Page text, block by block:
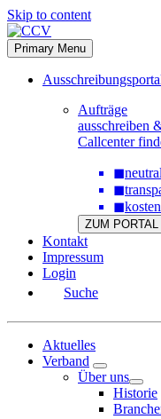
Skip to content
Primary Menu
Aufträge
ausschreiben
Callcenter
◼neutral
◼
◼
ZUM PORTAL
Kontakt
Impressum
Login
Suche
Aktuelles
Verband
Über uns
Historie